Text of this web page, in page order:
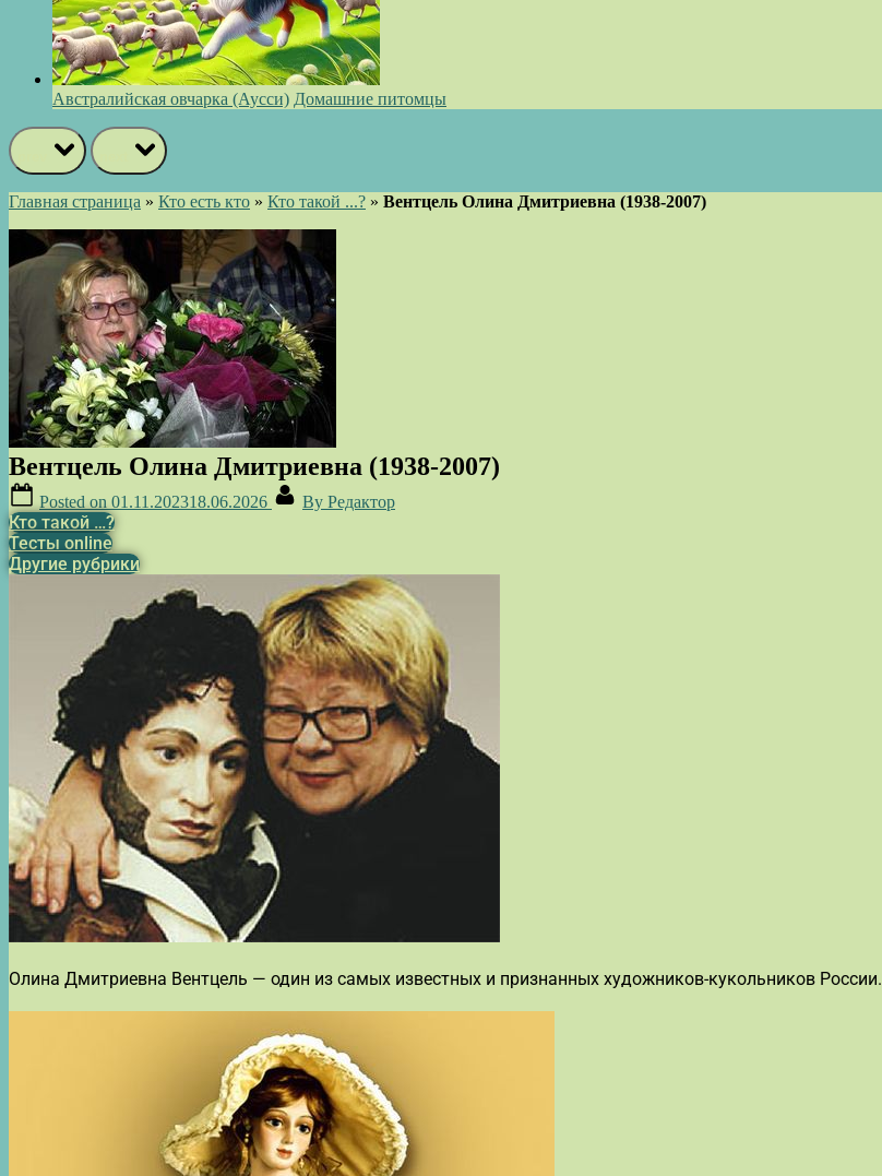
Австралийская овчарка (Аусси) Домашние питомцы
Главная страница » Кто есть кто » Кто такой ...? » Вентцель Олина Дмитриевна (1938-2007)
Вентцель Олина Дмитриевна (1938-2007)
Posted on 01.11.202318.06.2026 By Редактор
Кто такой …?
Тесты online
Другие рубрики
Олина Дмитриевна Вентцель — один из самых известных и признанных художников-кукольников России.